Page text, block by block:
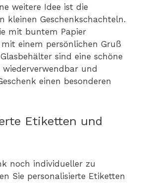
weitere Idee ist die
kleinen Geschenkschachteln.
mit buntem Papier
einem persönlichen Gruß
sind eine schöne
wiederverwendbar und
einen besonderen
Etiketten und
noch individueller zu
Sie personalisierte Etiketten